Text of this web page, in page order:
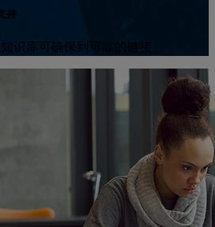
持
识库可确保到可靠的链接